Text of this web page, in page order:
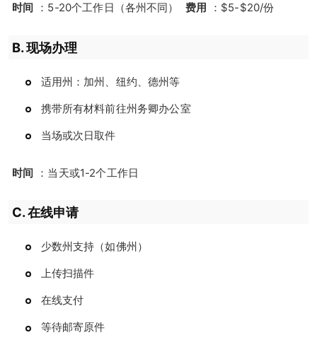
时间 ：5-20个工作日（各州不同） 费用 ：$5-$20/份
B. 现场办理
适用州：加州、纽约、德州等
携带所有材料前往州务卿办公室
当场或次日取件
时间 ：当天或1-2个工作日
C. 在线申请
少数州支持（如佛州）
上传扫描件
在线支付
等待邮寄原件